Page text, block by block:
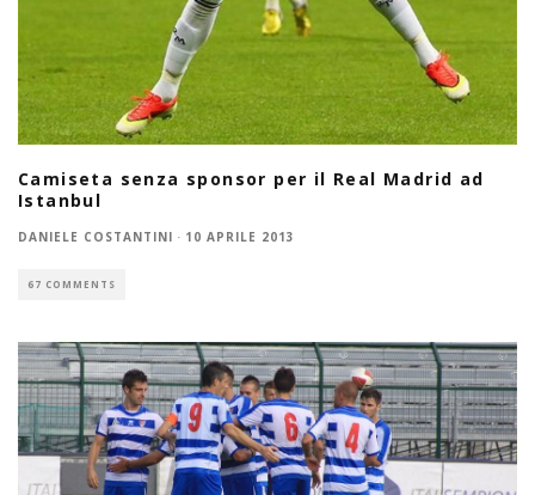
Camiseta senza sponsor per il Real Madrid ad
Istanbul
DANIELE COSTANTINI · 10 APRILE 2013
67 COMMENTS